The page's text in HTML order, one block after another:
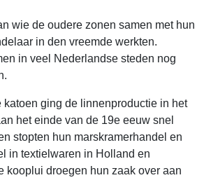
wie de oudere zonen samen met hun
in den vreemde werkten.
in veel Nederlandse steden nog
katoen ging de linnenproductie in het
het einde van de 19e eeuw snel
stopten hun marskramerhandel en
in textielwaren in Holland en
kooplui droegen hun zaak over aan